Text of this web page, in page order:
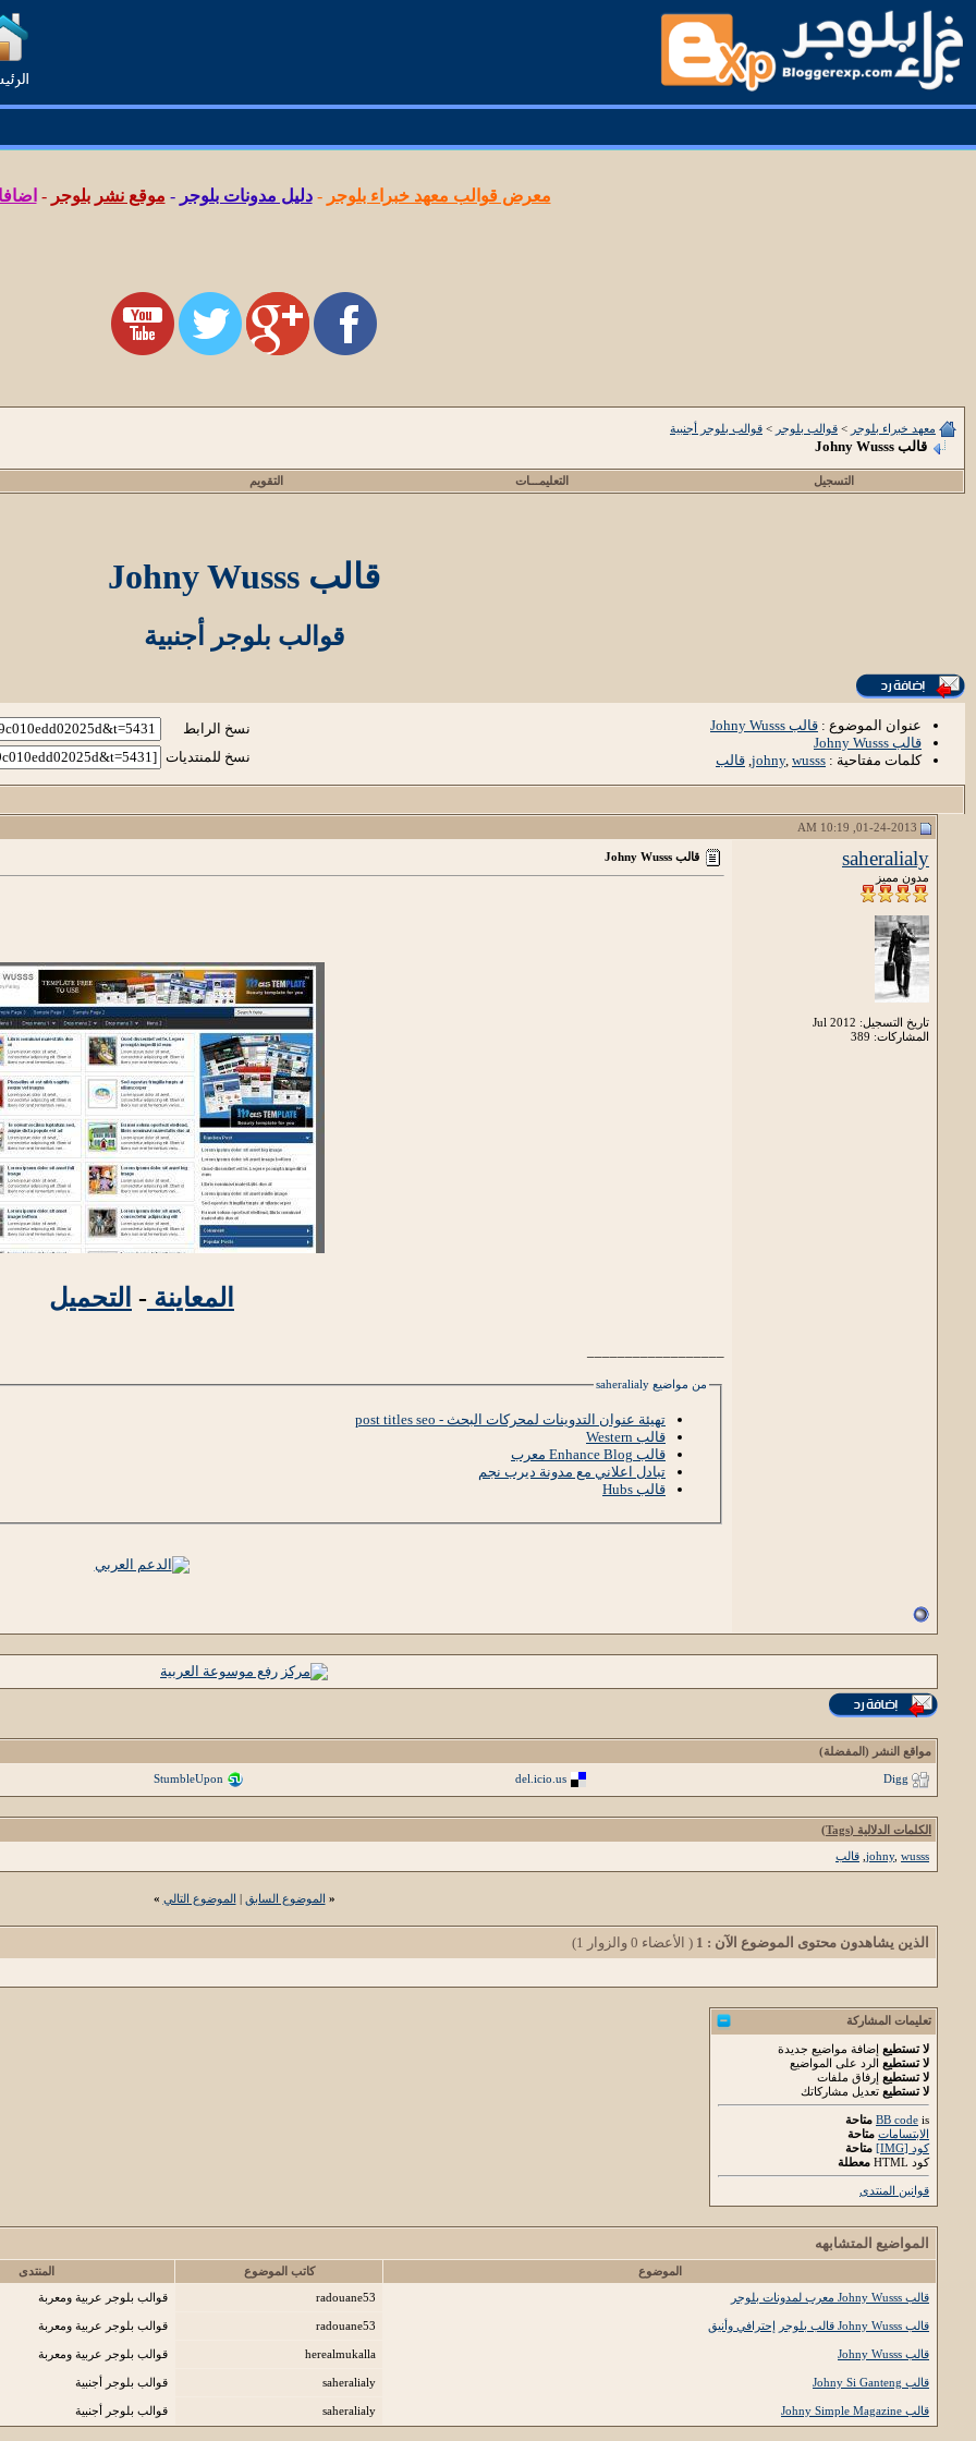
معرض قوالب معهد خبراء بلوجر -دليل مدونات بلوجر - موقع نشر بلوجر -
معهد خبراء بلوجر > قوالب بلوجر > قوالب بلوجر أجنبية
قالب Johny Wusss
التسجيل التعليمـــات التقويم
قالب Johny Wusss
قوالب بلوجر أجنبية
عنوان الموضوع : قالب Johny Wusss
قالب Johny Wusss
كلمات مفتاحية :
johny, wusss
, قالب
نسخ الرابط
نسخ للمنتديات
saheralialy
مدون مميز
تاريخ التسجيل: Jul 2012
المشاركات: 389
قالب Johny Wusss
المعاينة - التحميل
من مواضيع saheralialy
تهيئة عنوان التدوينات لمحركات البحث - post titles seo
قالب Western
قالب Enhance Blog معرب
تبادل اعلاني مع مدونة ديرب نجم
قالب Hubs
مواقع النشر (المفضلة)
Digg
del.icio.us
StumbleUpon
الكلمات الدلالية (Tags)
johny, wusss قالب
« الموضوع السابق | الموضوع التالي »
الذين يشاهدون محتوى الموضوع الآن : 1 ( الأعضاء 0 والزوار 1)
تعليمات المشاركة
لا تستطيع إضافة مواضيع جديدة
لا تستطيع الرد على المواضيع
لا تستطيع إرفاق ملفات
لا تستطيع تعديل مشاركاتك
BB code is
متاحة
الابتسامات متاحة
كود [IMG]
متاحة
كود HTML
معطلة
قوانين المنتدى
المواضيع المتشابهه
الموضوع كاتب الموضوع المنتدى
قالب Johny Wusss معرب لمدونات بلوجر
radouane53 قوالب بلوجر عربية ومعربة
قالب Johny Wusss قالب بلوجر إحترافي وأنيق radouane53 قوالب بلوجر عربية ومعربة
قالب Johny Wusss herealmukalla قوالب بلوجر عربية ومعربة
قالب Johny Si Ganteng saheralialy قوالب بلوجر أجنبية
قالب Johny Simple Magazine saheralialy قوالب بلوجر أجنبية